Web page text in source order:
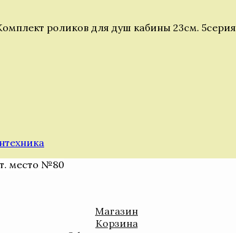
роликов для душ кабины 23см. 5серия
место №80
Магазин
Корзина